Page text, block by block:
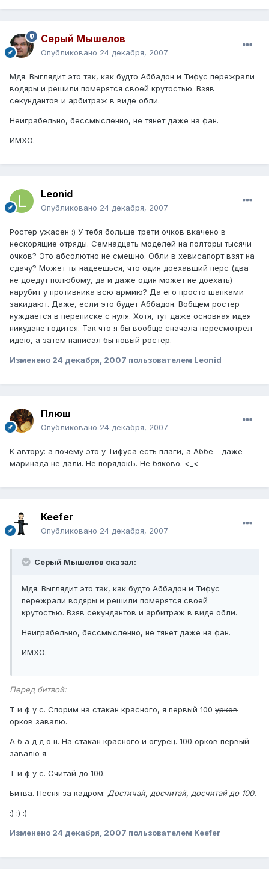
Серый Мышелов
Опубликовано 24 декабря, 2007
Мдя. Выглядит это так, как будто Аббадон и Тифус пережрали
водяры и решили померятся своей крутостью. Взяв
секундантов и арбитраж в виде обли.
Неиграбельно, бессмысленно, не тянет даже на фан.
ИМХО.
Leonid
Опубликовано 24 декабря, 2007
Ростер ужасен :) У тебя больше трети очков вкачено в
нескорящие отряды. Семнадцать моделей на полторы тысячи
очков? Это абсолютно не смешно. Обли в хевисапорт взят на
сдачу? Может ты надеешься, что один доехавший перс (два
не доедут полюбому, да и даже один может не доехать)
нарубит у противника всю армию? Да его просто шапками
закидают. Даже, если это будет Аббадон. Вобщем ростер
нуждается в переписке с нуля. Хотя, тут даже основная идея
никудане годится. Так что я бы вообще сначала пересмотрел
идею, а затем написал бы новый ростер.
Изменено 24 декабря, 2007 пользователем Leonid
Плюш
Опубликовано 24 декабря, 2007
К автору: а почему это у Тифуса есть плаги, а Аббе - даже
маринада не дали. Не порядокЪ. Не бяково. <_<
Keefer
Опубликовано 24 декабря, 2007
Серый Мышелов сказал:
Мдя. Выглядит это так, как будто Аббадон и Тифус
пережрали водяры и решили померятся своей
крутостью. Взяв секундантов и арбитраж в виде обли.
Неиграбельно, бессмысленно, не тянет даже на фан.
ИМХО.
Перед битвой:
Т и ф у с. Спорим на стакан красного, я первый 100 урков
орков завалю.
А б а д д о н. На стакан красного и огурец. 100 орков первый
завалю я.
Т и ф у с. Считай до 100.
Битва. Песня за кадром: Достичай, досчитай, досчитай до 100.
:) :) :)
Изменено 24 декабря, 2007 пользователем Keefer